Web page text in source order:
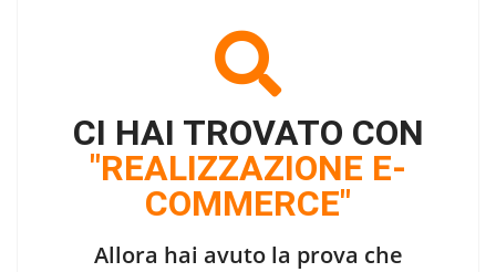
CI HAI TROVATO CON
"REALIZZAZIONE E-
COMMERCE"
Allora hai avuto la prova che